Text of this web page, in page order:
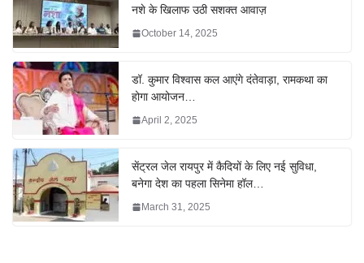
नशे के खिलाफ उठी सशक्त आवाज़
October 14, 2025
डॉ. कुमार विश्वास कल आएंगे दंतेवाड़ा, रामकथा का
होगा आयोजन…
April 2, 2025
सेंट्रल जेल रायपुर में कैदियों के लिए नई सुविधा,
बनेगा देश का पहला सिनेमा हॉल…
March 31, 2025